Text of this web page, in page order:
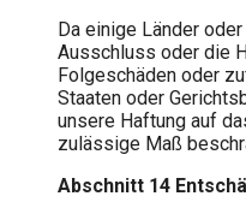
Da einige Länder
Ausschluss oder die
Folgeschäden oder
Staaten oder
unsere Haftung auf
zulässige Maß
Abschnitt 14